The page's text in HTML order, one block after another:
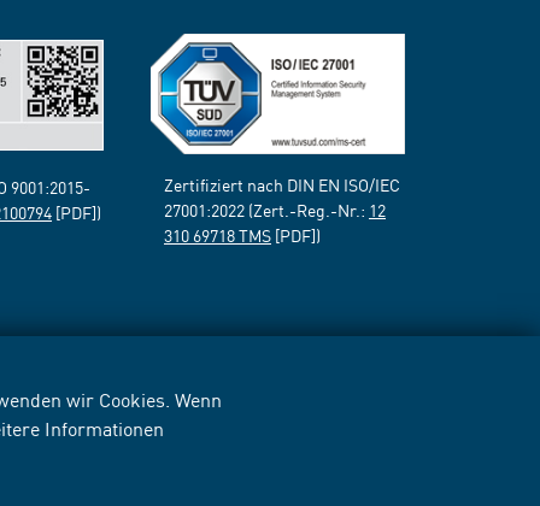
wir Cookies. Wenn
Informationen
9001:2015-
[PDF])
Zertifiziert nach DIN EN ISO/IEC
27001:2022 (Zert.-Reg.-Nr.: 12
310 69718 TMS [PDF])